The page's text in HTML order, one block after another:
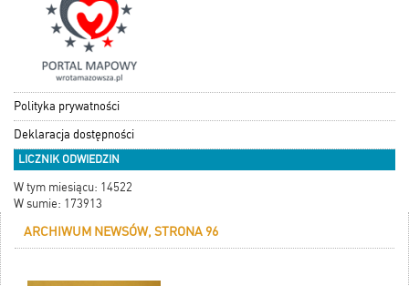
Polityka prywatności
Deklaracja dostępności
LICZNIK ODWIEDZIN
W tym miesiącu: 14522
W sumie: 173913
ARCHIWUM NEWSÓW, STRONA 96